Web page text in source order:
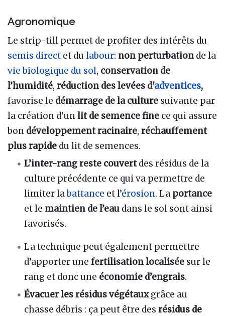
Agronomique
Le strip-till permet de profiter des intérêts du
semis direct et du labour: non perturbation de la
vie biologique du sol, conservation de
l’humidité, réduction des levées d'adventices,
favorise le démarrage de la culture suivante par
la création d’unlit de semence fine ce qui assure
bon développement racinaire, réchauffement
plus rapide du lit de semences.
L’inter-rang reste couvertdes résidus de la
culture précédente ce qui va permettre de
limiter labattance et l’érosion. La portance
et le maintien de l’eau dans le sol sont ainsi
favorisés.
La technique peut également permettre
d’apporter unefertilisation localisée sur le
rang et donc une économie d’engrais.
Évacuer les résidus végétauxgrâce au
chasse débris : ça peut être desrésidus de